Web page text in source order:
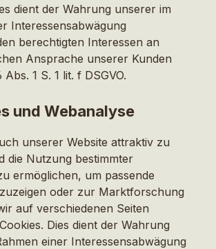
dient der Wahrung unserer im
Interessensabwägung
berechtigten Interessen an
Ansprache unserer Kunden
1 S. 1 lit. f DSGVO.
und Webanalyse
unserer Website attraktiv zu
die Nutzung bestimmter
ermöglichen, um passende
oder zur Marktforschung
auf verschiedenen Seiten
Dies dient der Wahrung
einer Interessensabwägung